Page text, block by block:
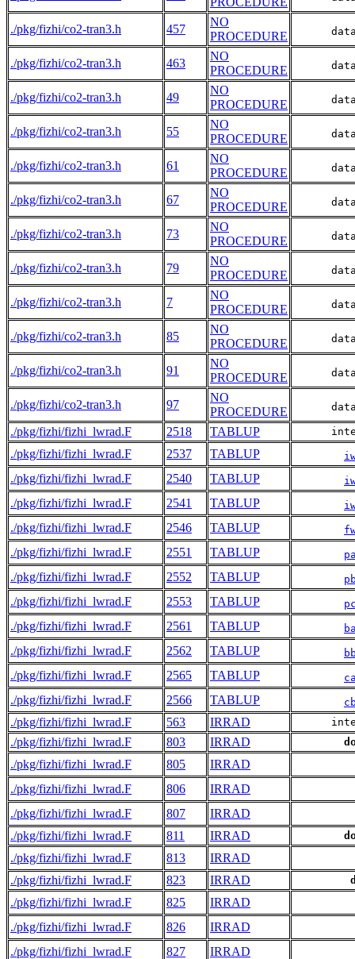
./pkg/fizhi/co2-tran3.h 457
NO
PROCEDURE
./pkg/fizhi/co2-tran3.h 463
NO
PROCEDURE
./pkg/fizhi/co2-tran3.h 49
NO
PROCEDURE
./pkg/fizhi/co2-tran3.h 55
NO
PROCEDURE
./pkg/fizhi/co2-tran3.h 61
NO
PROCEDURE
./pkg/fizhi/co2-tran3.h 67
NO
PROCEDURE
./pkg/fizhi/co2-tran3.h 73
NO
PROCEDURE
./pkg/fizhi/co2-tran3.h 79
NO
PROCEDURE
./pkg/fizhi/co2-tran3.h 7
NO
PROCEDURE
./pkg/fizhi/co2-tran3.h 85
NO
PROCEDURE
./pkg/fizhi/co2-tran3.h 91
NO
PROCEDURE
./pkg/fizhi/co2-tran3.h 97
NO
PROCEDURE
./pkg/fizhi/fizhi_lwrad.F 2518 TABLUP
./pkg/fizhi/fizhi_lwrad.F 2537 TABLUP
./pkg/fizhi/fizhi_lwrad.F 2540 TABLUP
./pkg/fizhi/fizhi_lwrad.F 2541 TABLUP
./pkg/fizhi/fizhi_lwrad.F 2546 TABLUP
./pkg/fizhi/fizhi_lwrad.F 2551 TABLUP
./pkg/fizhi/fizhi_lwrad.F 2552 TABLUP
./pkg/fizhi/fizhi_lwrad.F 2553 TABLUP
./pkg/fizhi/fizhi_lwrad.F 2561 TABLUP
./pkg/fizhi/fizhi_lwrad.F 2562 TABLUP
./pkg/fizhi/fizhi_lwrad.F 2565 TABLUP
./pkg/fizhi/fizhi_lwrad.F 2566 TABLUP
./pkg/fizhi/fizhi_lwrad.F 563 IRRAD
./pkg/fizhi/fizhi_lwrad.F 803 IRRAD
./pkg/fizhi/fizhi_lwrad.F 805
IRRAD
./pkg/fizhi/fizhi_lwrad.F
806
IRRAD
./pkg/fizhi/fizhi_lwrad.F
807
IRRAD
./pkg/fizhi/fizhi_lwrad.F
811 IRRAD
./pkg/fizhi/fizhi_lwrad.F 813
IRRAD
./pkg/fizhi/fizhi_lwrad.F
823 IRRAD
./pkg/fizhi/fizhi_lwrad.F 825
IRRAD
./pkg/fizhi/fizhi_lwrad.F
826
IRRAD
./pkg/fizhi/fizhi_lwrad.F
827
IRRAD